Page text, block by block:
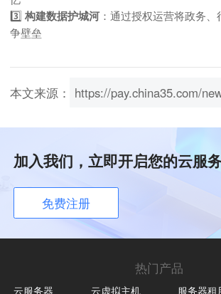
3️⃣构建数据护城河 ：通过授权运营将政务
争壁垒
本文来源：
加入我们，立即开启您的云服
免费注册
热门产品
云服务器 云虚拟主机 服务器租